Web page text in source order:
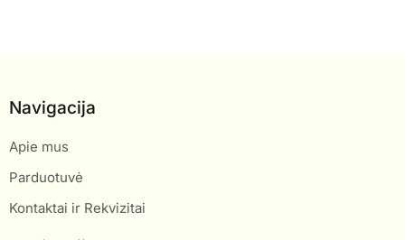
Navigacija
Apie mus
Parduotuvė
Kontaktai ir Rekvizitai